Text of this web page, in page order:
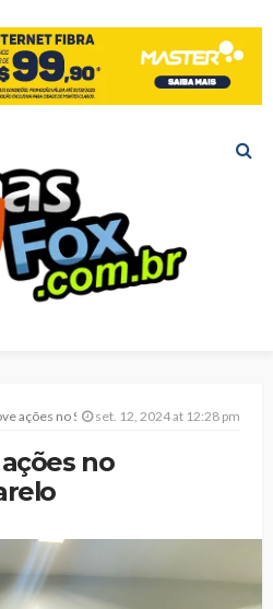
ações no Setembro Amarelo
set. 12, 2024 at 12:28 pm
no